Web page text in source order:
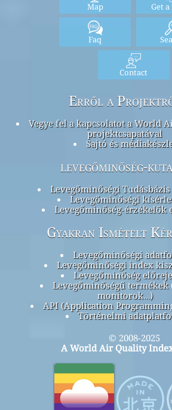
Map Get
Faq
Contact
Erről a
Vegye fel a kapcsolatot a World
projektcsapatával
Sajtó és
levegőminőség-
Levegőminőségi
Levegőminőségi
Levegőminőség-érzékelők
Gyakran Ismételt
Levegőminőségi
Levegőminőségi index
Levegőminőség
Levegőminőségű termékek
monitorok…)
API (Application
Történelmi
© 2008-2025
A World Air Quality